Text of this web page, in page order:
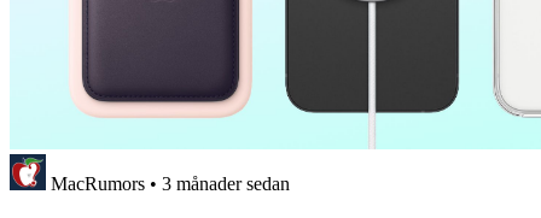
MacRumors • 3 månader sedan